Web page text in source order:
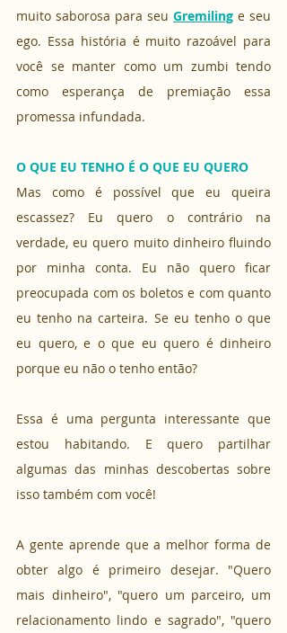
muito saborosa para seu Gremiling e seu
ego. Essa história é muito razoável para
você se manter como um zumbi tendo
como esperança de premiação essa
promessa infundada.
O QUE EU TENHO É O QUE EU QUERO
Mas como é possível que eu queira
escassez? Eu quero o contrário na
verdade, eu quero muito dinheiro fluindo
por minha conta. Eu não quero ficar
preocupada com os boletos e com quanto
eu tenho na carteira. Se eu tenho o que
eu quero, e o que eu quero é dinheiro
porque eu não o tenho então?
Essa é uma pergunta interessante que
estou habitando. E quero partilhar
algumas das minhas descobertas sobre
isso também com você!
A gente aprende que a melhor forma de
obter algo é primeiro desejar. "Quero
mais dinheiro", "quero um parceiro, um
relacionamento lindo e sagrado", "quero